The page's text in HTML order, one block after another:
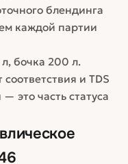
блендинга
каждой партии
бочка 200 л.
и TDS
это часть статуса